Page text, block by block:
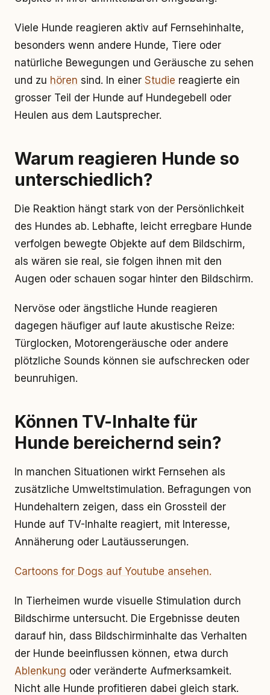
Viele Hunde reagieren aktiv auf Fernsehinhalte,
besonders wenn andere Hunde, Tiere oder
natürliche Bewegungen und Geräusche zu sehen
und zu hören sind. In einer Studie reagierte ein
grosser Teil der Hunde auf Hundegebell oder
Heulen aus dem Lautsprecher.
Warum reagieren Hunde so
unterschiedlich?
Die Reaktion hängt stark von der Persönlichkeit
des Hundes ab. Lebhafte, leicht erregbare Hunde
verfolgen bewegte Objekte auf dem Bildschirm,
als wären sie real, sie folgen ihnen mit den
Augen oder schauen sogar hinter den Bildschirm.
Nervöse oder ängstliche Hunde reagieren
dagegen häufiger auf laute akustische Reize:
Türglocken, Motorengeräusche oder andere
plötzliche Sounds können sie aufschrecken oder
beunruhigen.
Können TV-Inhalte für
Hunde bereichernd sein?
In manchen Situationen wirkt Fernsehen als
zusätzliche Umweltstimulation. Befragungen von
Hundehaltern zeigen, dass ein Grossteil der
Hunde auf TV-Inhalte reagiert, mit Interesse,
Annäherung oder Lautäusserungen.
Cartoons for Dogs auf Youtube ansehen.
In Tierheimen wurde visuelle Stimulation durch
Bildschirme untersucht. Die Ergebnisse deuten
darauf hin, dass Bildschirminhalte das Verhalten
der Hunde beeinflussen können, etwa durch
Ablenkung oder veränderte Aufmerksamkeit.
Nicht alle Hunde profitieren dabei gleich stark.